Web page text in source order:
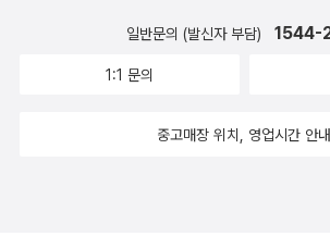
일반문의 (발신자 부담) 1544-
1:1 문의
중고매장 위치, 영업시간 안내